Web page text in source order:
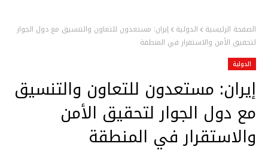
الصفحة الرئيسية الدولية إيران: مستعدون للتعاون والتنسيق مع دول الجوار
لتحقيق الأمن والاستقرار في المنطقة
الدولية
إيران: مستعدون للتعاون والتنسيق
مع دول الجوار لتحقيق الأمن
والاستقرار في المنطقة